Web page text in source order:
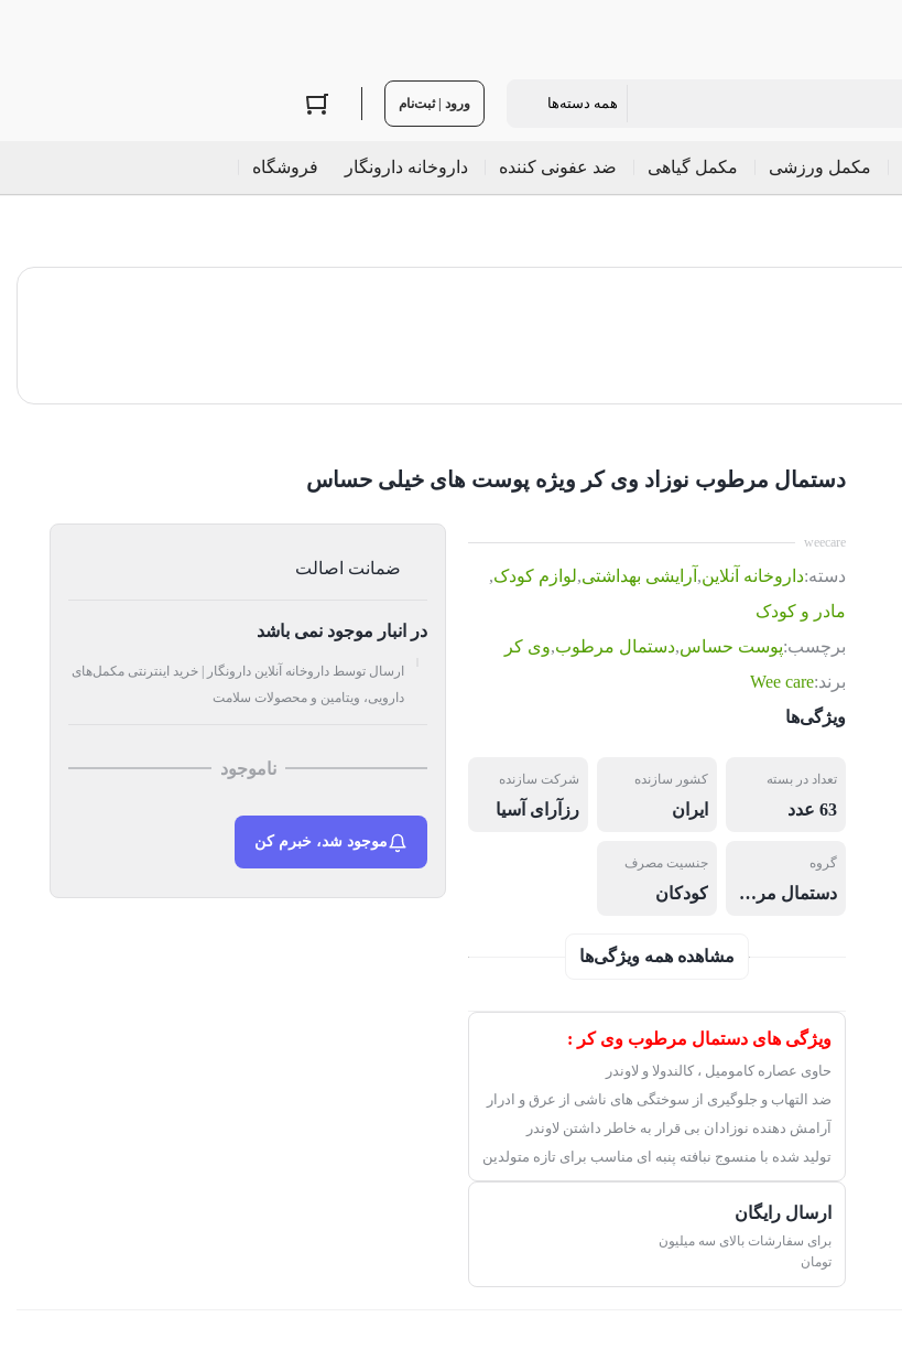
ورود | ثبت‌نام
مکمل ورزشی مکمل گیاهی ضد عفونی کننده داروخانه دارونگار فروشگاه
دستمال مرطوب نوزاد وی کر ویژه پوست های خیلی حساس
weecare
دسته:داروخانه آنلاین, آرایشی بهداشتی,لوازم کودک,
مادر و کودک
برچسب:پوست حساس,دستمال مرطوب,وی کر
برند:Wee care
ویژگی‌ها
تعداد در بسته
63 عدد
کشور سازنده
ایران
شرکت سازنده
رزآرای آسیا
گروه
دستمال مرطوب
جنسیت مصرف
کودکان
مشاهده همه ویژگی‌ها
ویژگی های دستمال مرطوب وی کر :
حاوی عصاره کامومیل ، کالندولا و لاوندر
ضد التهاب و جلوگیری از سوختگی های ناشی از عرق و ادرار
آرامش دهنده نوزادان بی قرار به خاطر داشتن لاوندر
تولید شده با منسوج نبافته پنبه ای مناسب برای تازه متولدین
ارسال رایگان
برای سفارشات بالای سه میلیون
تومان
ضمانت اصالت
در انبار موجود نمی باشد
ارسال توسط داروخانه آنلاین دارونگار | خرید اینترنتی مکمل‌های
دارویی، ویتامین و محصولات سلامت
ناموجود
موجود شد، خبرم کن